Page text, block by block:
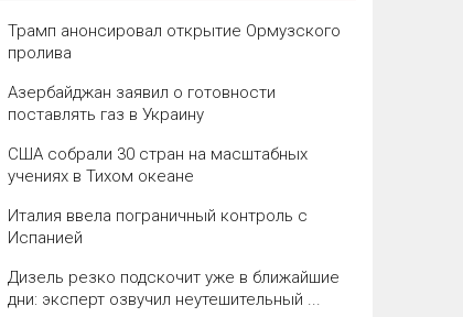
Трамп анонсировал открытие Ормузского
пролива
Азербайджан заявил о готовности
поставлять газ в Украину
США собрали 30 стран на масштабных
учениях в Тихом океане
Италия ввела пограничный контроль с
Испанией
Дизель резко подскочит уже в ближайшие
дни: эксперт озвучил неутешительный ...